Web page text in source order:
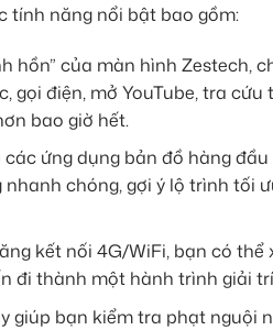
tính năng nổi bật bao gồm:
hồn” của màn hình Zestech,
gọi điện, mở YouTube, tra
bao giờ hết.
ứng dụng bản đồ hàng
chóng, gợi ý lộ trình tối
kết nối 4G/WiFi, bạn có
đi thành một hành trình giải
giúp bạn kiểm tra phạt nguội